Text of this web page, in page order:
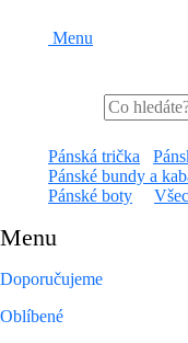
Menu
Pánská trička
Pánské bundy a
Pánské boty
Menu
Doporučujeme
Oblíbené